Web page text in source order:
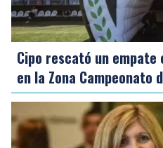
Cipo rescató un empate
en la Zona Campeonato